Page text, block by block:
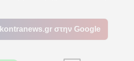
στην Google